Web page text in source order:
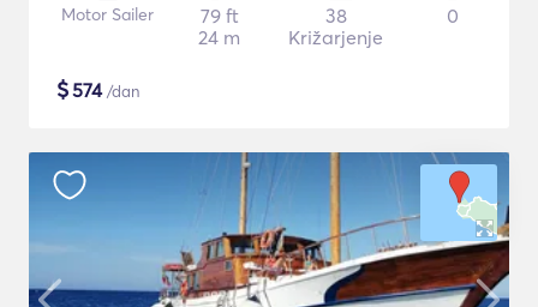
Motor Sailer
79 ft
24 m
38
Križarjenje
0
$574/dan